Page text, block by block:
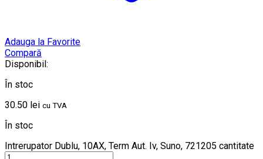
Adauga la Favorite
Compară
Disponibil:
În stoc
30.50 lei cu TVA
În stoc
Intrerupator Dublu, 10AX, Term Aut. Iv, Suno, 721205 cantitate